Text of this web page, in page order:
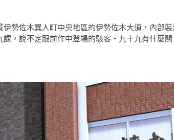
勢佐木異人町中央地區的伊勢佐木大道，內部
，說不定跟前作中登場的駭客・九十九有什麼關